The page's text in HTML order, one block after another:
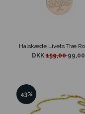
DKK159,0099,00
43%